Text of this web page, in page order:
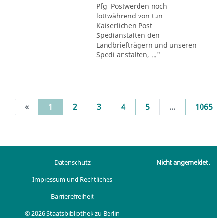
Pfg. Postwerden noch
lottwährend von tun
Kaiserlichen Post
Spedianstalten den
Landbriefträgern und unseren
Spedi anstalten, ..."
« 1 (current)
2 3 4 5 ... 1065
Datenschutz
Impressum und Rechtliches
Barrierefreiheit
© 2026 Staatsbibliothek zu Berlin
Nicht angemeldet.